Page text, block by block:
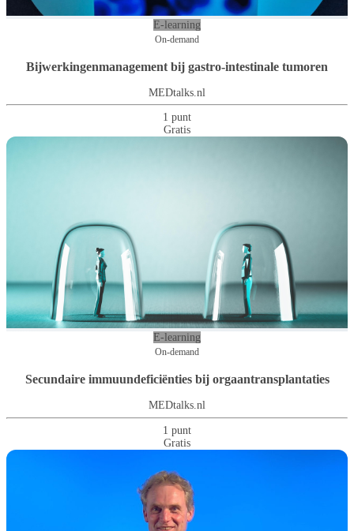
E-learning
On-demand
Bijwerkingenmanagement bij gastro-intestinale tumoren
MEDtalks.nl
1 punt
Gratis
E-learning
On-demand
Secundaire immuundeficiënties bij orgaantransplantaties
MEDtalks.nl
1 punt
Gratis